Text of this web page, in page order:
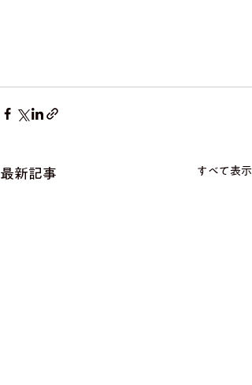
最新記事 すべて表示